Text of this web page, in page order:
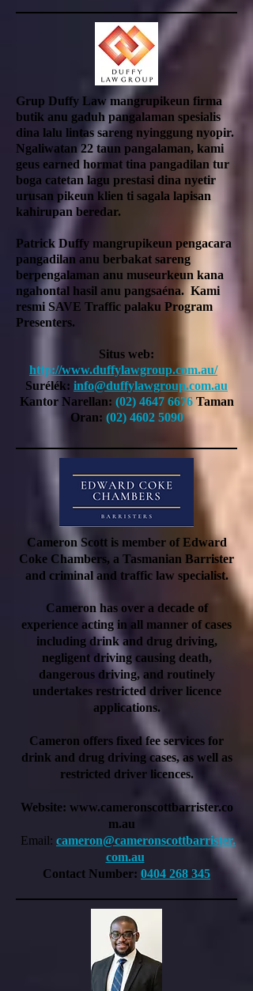
Grup Duffy Law mangrupikeun firma
butik anu gaduh pangalaman spesialis
dina lalu lintas sareng nyinggung nyopir.
Ngaliwatan 22 taun pangalaman, kami
geus earned hormat tina pangadilan tur
boga catetan lagu prestasi dina nyetir
urusan pikeun klien ti sagala lapisan
kahirupan beredar.
Patrick Duffy mangrupikeun pengacara
pangadilan anu berbakat sareng
berpengalaman anu museurkeun kana
ngahontal hasil anu pangsaéna. Kami
resmi SAVE Traffic palaku Program
Presenters.
Situs web:
http://www.duffylawgroup.com.au/
Surélék: info@duffylawgroup.com.au
Kantor Narellan: (02) 4647 6676Taman
Oran: (02) 4602 5090
Cameron Scott is member of Edward
Coke Chambers, a Tasmanian Barrister
and criminal and traffic law specialist.
Cameron has over a decade of
experience acting in all manner of cases
including drink and drug driving,
negligent driving causing death,
dangerous driving, and routinely
undertakes restricted driver licence
applications.
Cameron offers fixed fee services for
drink and drug driving cases, as well as
restricted driver licences.
Website: www.cameronscottbarrister.co
m.au
Email: cameron@cameronscottbarrister.
com.au
Contact Number: 0404 268 345